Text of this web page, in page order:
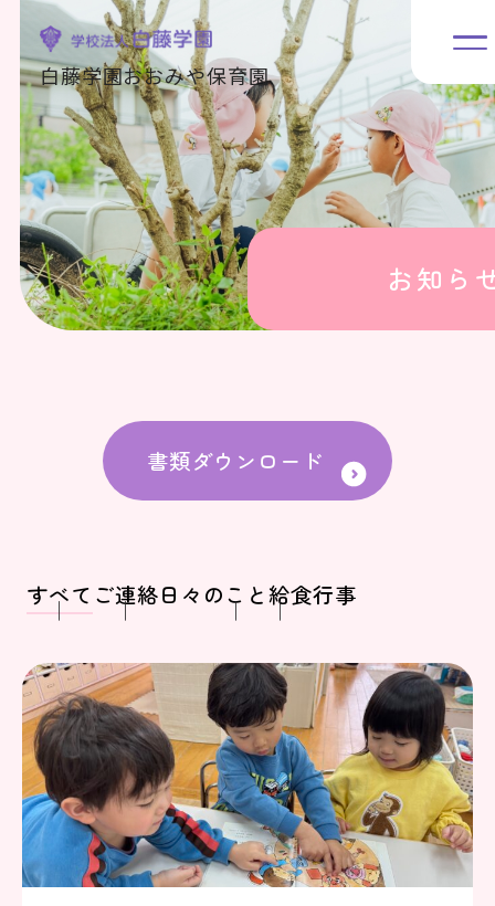
白藤学園おおみや保育園
お知ら
書類ダウンロード
すべて ご連絡日々のこと給食行事